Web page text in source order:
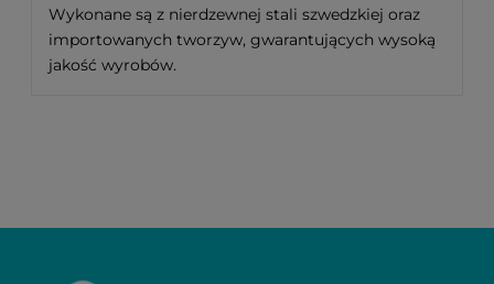
Wykonane są z nierdzewnej stali szwedzkiej oraz
importowanych tworzyw, gwarantujących wysoką
jakość wyrobów.